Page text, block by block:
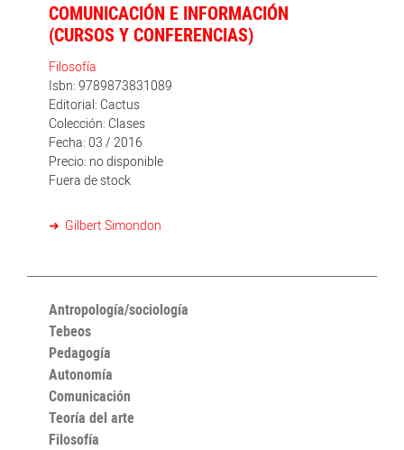
COMUNICACIÓN E INFORMACIÓN
(CURSOS Y CONFERENCIAS)
Filosofía
Isbn: 9789873831089
Editorial: Cactus
Colección: Clases
Fecha: 03 / 2016
Precio: no disponible
Fuera de stock
Gilbert Simondon
Antropología/sociología
Tebeos
Pedagogía
Autonomía
Comunicación
Teoría del arte
Filosofía